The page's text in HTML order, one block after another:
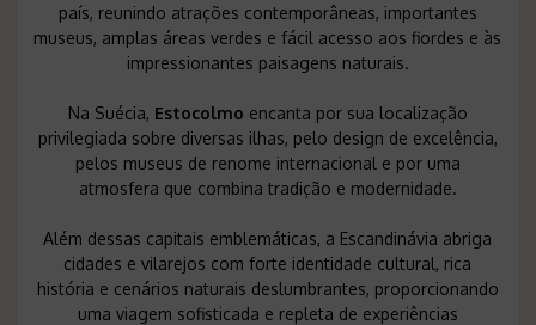
país, reunindo atrações contemporâneas, importantes
museus, amplas áreas verdes e fácil acesso aos fiordes e às
impressionantes paisagens naturais.
Na Suécia, Estocolmo encanta por sua localização
privilegiada sobre diversas ilhas, pelo design de excelência,
pelos museus de renome internacional e por uma
atmosfera que combina tradição e modernidade.
Além dessas capitais emblemáticas, a Escandinávia abriga
cidades e vilarejos com forte identidade cultural, rica
história e cenários naturais deslumbrantes, proporcionando
uma viagem sofisticada e repleta de experiências